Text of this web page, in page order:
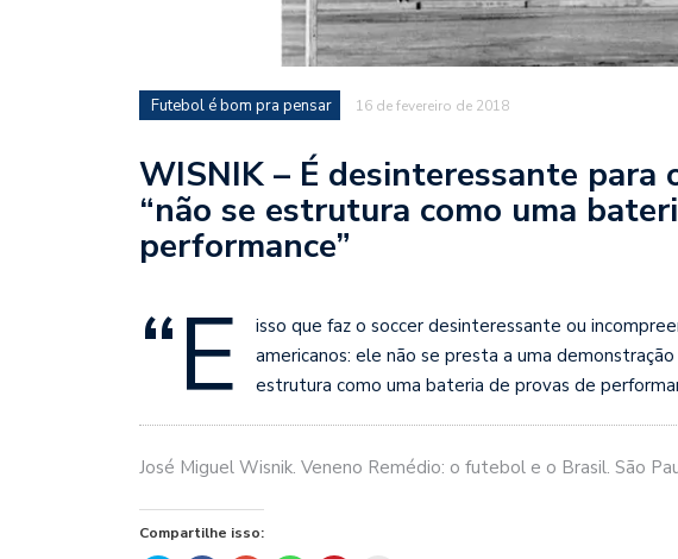
Futebol é bom pra pensar 16 de fevereiro de 2018
WISNIK – É desinteressante para
“não se estrutura como uma
performance”
“É
isso que faz o soccer desinteressante ou
americanos: ele não se presta a uma
estrutura como uma bateria de provas de
José Miguel Wisnik. Veneno Remédio: o futebol e o Brasil. São
Compartilhe isso: